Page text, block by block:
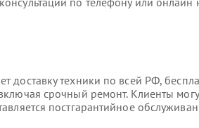
доставку техники по всей РФ,
срочный ремонт. Клиенты
постгарантийное